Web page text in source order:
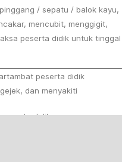
/ sepatu / balok kayu,
mencubit, menggigit,
peserta didik untuk tinggal
artambat peserta didik
dan menyakiti
peserta didik